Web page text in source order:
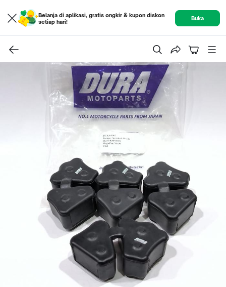
Belanja di aplikasi, gratis ongkir & kupon diskon
setiap hari!
Buka